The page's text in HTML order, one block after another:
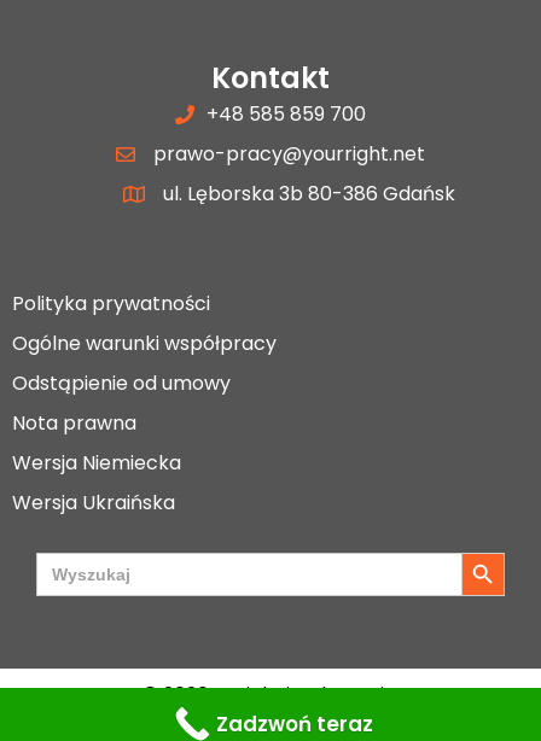
Kontakt
+48 585 859 700
prawo-pracy@yourright.net
ul. Lęborska 3b 80-386 Gdańsk
Polityka prywatności
Ogólne warunki współpracy
Odstąpienie od umowy
Nota prawna
Wersja Niemiecka
Wersja Ukraińska
Search
for:
Search Button
© 2020 Projekt i wykonanie:
MarketerHub& YourRight
Zadzwoń teraz